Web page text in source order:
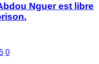
Nguer est libre
0